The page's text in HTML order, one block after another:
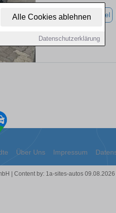
Alle Cookies ablehnen
Datenschutzerklärung
252.000 km Diesel
Über Uns Impressum
| Content by: 1a-sites-autos 09.08.2026